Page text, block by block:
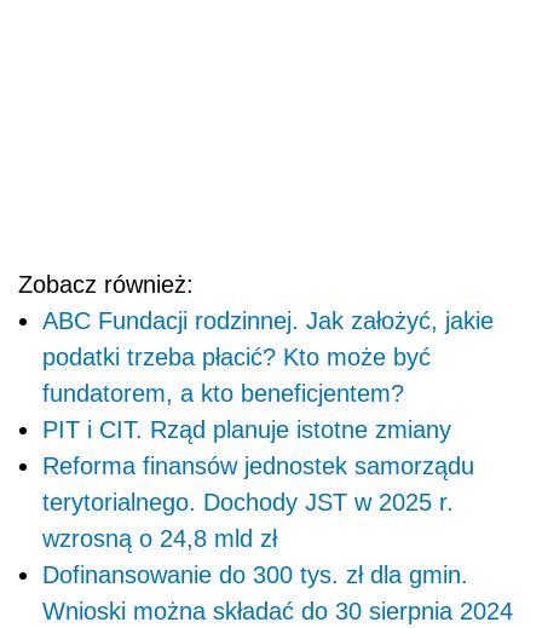
Zobacz również:
ABC Fundacji rodzinnej. Jak założyć, jakie
podatki trzeba płacić? Kto może być
fundatorem, a kto beneficjentem?
PIT i CIT. Rząd planuje istotne zmiany
Reforma finansów jednostek samorządu
terytorialnego. Dochody JST w 2025 r.
wzrosną o 24,8 mld zł
Dofinansowanie do 300 tys. zł dla gmin.
Wnioski można składać do 30 sierpnia 2024